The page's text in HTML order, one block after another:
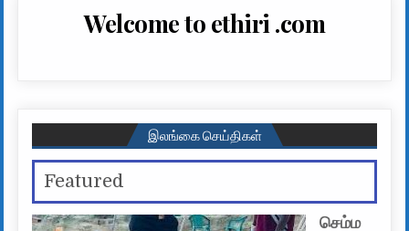
Welcome to ethiri .com
இலங்கை செய்திகள்
Featured
செம்ம